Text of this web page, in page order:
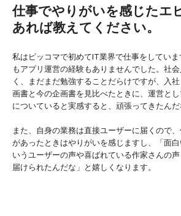
仕事でやりがいを感じたエ
あれば教えてください。
私はピッコマで初めてIT業界で仕事をしてい
もアプリ運営の経験もありませんでした。社
く、まだまだ勉強することだらけですが、入
画書と今の企画書を見比べたときに、運営と
についていると実感すると、頑張ってきたんだ
また、自身の業務は直接ユーザーに届くので
があったときはやりがいを感じますし、「面
いうユーザーの声や喜ばれている作家さんの
届けられたんだな」と嬉しくなります。